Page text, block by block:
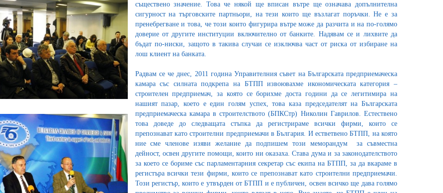
съществено значение. Това че някой ще вписан вътре ще означава допълнителна
сигурност на търговските партньори, на тези които ще възлагат поръчки. Не е за
пренебрегване и това, че този които фигурира вътре може да разчита и на по-голямо
доверие от другите институции включително от банките. Надявам се и лихвите да
бъдат по-ниски, защото в такива случаи се изключва част от риска от избиране на
лош клиент на банката.
Радвам се че днес, 2011 година Управителния съвет на Българската предприемаческа
камара със силната подкрепа на БТПП извоювахме икономическата категория –
строителен предприемач, за която се борихме доста години да се легитимира на
нашият пазар, което е един голям успех, това каза председателят на Българската
предприемаческа камара в строителството (БПКСтр) Николин Гаврилов. Естествено
това доведе до следващата стъпка да регистрираме всички фирми, които се
препознават като строителни предприемачи в България. И естветвено БТПП, на която
ние сме членове изяви желание да подпишем този меморандум за съвместна
дейност, освен другите помощи, които ни оказаха. Става дума и за законодателството
за което се бориме със парламентарния секретар със екипа на БТПП, за да вкараме в
регистъра всички тези фирми, които се препознават като строителни предприемачи.
Този регистър, които е утвърден от БТПП и е публичен, освен всичко ще дава голямо